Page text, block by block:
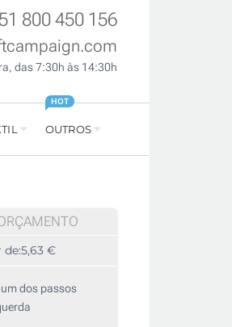
800 450 156
das 7:30h às 14:30h
OUTROS
HOT
de:5,63 €
dos passos